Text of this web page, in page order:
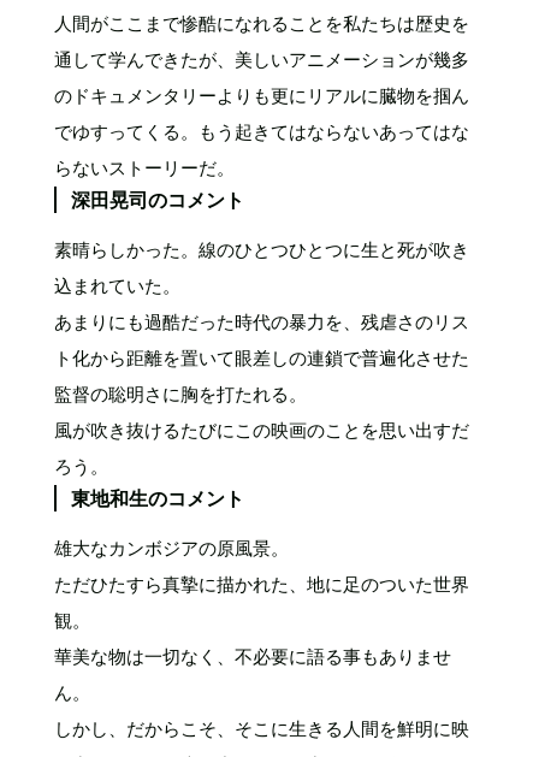
人間がここまで惨酷になれることを私たちは歴史を
通して学んできたが、美しいアニメーションが幾多
のドキュメンタリーよりも更にリアルに臓物を掴ん
でゆすってくる。もう起きてはならないあってはな
らないストーリーだ。
深田晃司のコメント
素晴らしかった。線のひとつひとつに生と死が吹き
込まれていた。
あまりにも過酷だった時代の暴力を、残虐さのリス
ト化から距離を置いて眼差しの連鎖で普遍化させた
監督の聡明さに胸を打たれる。
風が吹き抜けるたびにこの映画のことを思い出すだ
ろう。
東地和生のコメント
雄大なカンボジアの原風景。
ただひたすら真摯に描かれた、地に足のついた世界
観。
華美な物は一切なく、不必要に語る事もありませ
ん。
しかし、だからこそ、そこに生きる人間を鮮明に映